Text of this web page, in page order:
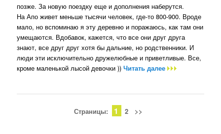
позже. За новую поездку еще и дополнения наберутся.
На Апо живет меньше тысячи человек, где-то 800-900. Вроде
мало, но вспоминаю я эту деревню и поражаюсь, как там они
умещаются. Вдобавок, кажется, что все они друг друга
знают, все друг друг хотя бы дальние, но родственники. И
люди эти исключительно дружелюбные и приветливые. Все,
кроме маленькой лысой девочки ))Читать далее
Страницы: 1 2 >>